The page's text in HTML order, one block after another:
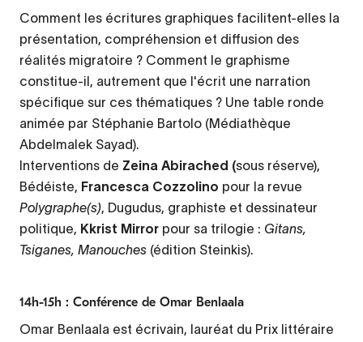
Comment les écritures graphiques facilitent-elles la
présentation, compréhension et diffusion des
réalités migratoire ? Comment le graphisme
constitue-il, autrement que l'écrit une narration
spécifique sur ces thématiques ? Une table ronde
animée par Stéphanie Bartolo (Médiathèque
Abdelmalek Sayad).
Interventions de Zeina Abirached (sous réserve),
Bédéiste, Francesca Cozzolino pour la revue
Polygraphe(s), Dugudus, graphiste et dessinateur
politique, Kkrist Mirror pour sa trilogie : Gitans,
Tsiganes, Manouches (édition Steinkis).
14h-15h : Conférence de Omar Benlaala
Omar Benlaala est écrivain, lauréat du Prix littéraire